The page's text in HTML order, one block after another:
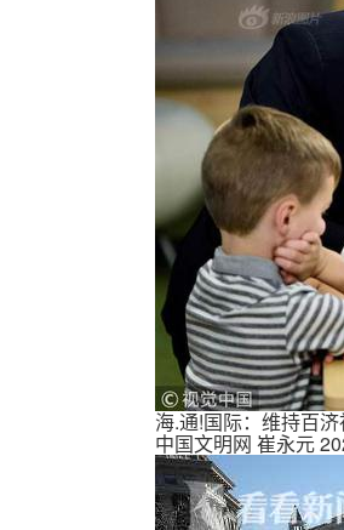
海.通!国际：维持百
中国文明网 崔永元